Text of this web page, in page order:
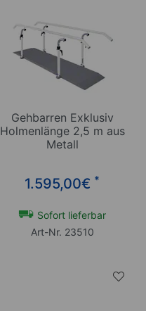
Gehbarren Exklusiv
Holmenlänge 2,5 m aus
Metall
1.595,00€ *
Sofort lieferbar
Art-Nr. 23510